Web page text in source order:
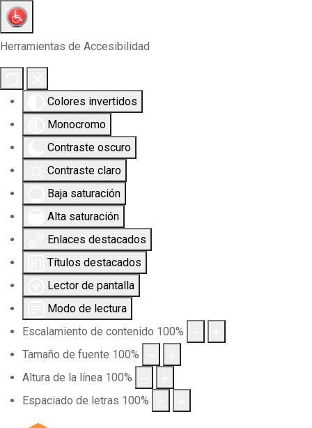
Herramientas de Accesibilidad
Colores invertidos
Monocromo
Contraste oscuro
Contraste claro
Baja saturación
Alta saturación
Enlaces destacados
Títulos destacados
Lector de pantalla
Modo de lectura
Escalamiento de contenido 100%
Tamaño de fuente 100%
Altura de la línea 100%
Espaciado de letras 100%